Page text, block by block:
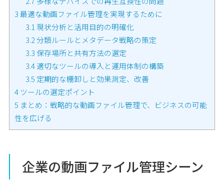
3最適な動画ファイル管理を実現するために
3.1 現状分析と活用目的の明確化
3.2分類ルールとメタデータ戦略の策定
3.3保存場所と共有方法の選定
3.4適切なツールの導入と運用体制の構築
3.5 定期的な棚卸しと効果測定、改善
4ツールの選定ポイント
5 まとめ：戦略的な動画ファイル管理で、ビジネスの可能
性を広げる
企業の動画ファイル管理シーン